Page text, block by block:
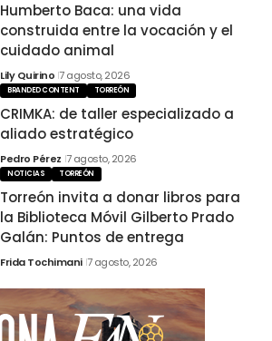
Humberto Baca: una vida
construida entre la vocación y el
cuidado animal
Lily Quirino 7 agosto, 2026
BRANDED CONTENT TORREÓN
CRIMKA: de taller especializado a
aliado estratégico
Pedro Pérez 7 agosto, 2026
NOTICIAS TORREÓN
Torreón invita a donar libros para
la Biblioteca Móvil Gilberto Prado
Galán: Puntos de entrega
Frida Tochimani 7 agosto, 2026